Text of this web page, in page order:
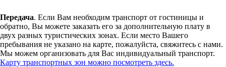
Передача. Если Вам необходим транспорт от гостиницы и
обратно, Вы можете заказать его за дополнительную плату в
двух разных туристических зонах. Если место Вашего
пребывания не указано на карте, пожалуйста, свяжитесь с нами.
Мы можем организовать для Вас индивидуальный транспорт.
Карту транспортных зон можно посмотреть здесь.